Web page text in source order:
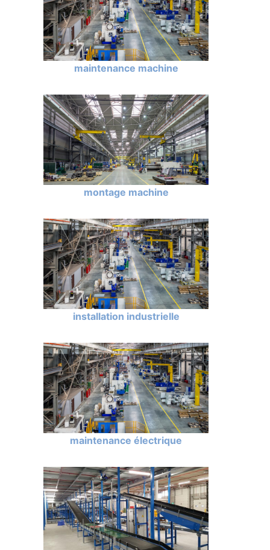
maintenance machine
montage machine
installation industrielle
maintenance électrique